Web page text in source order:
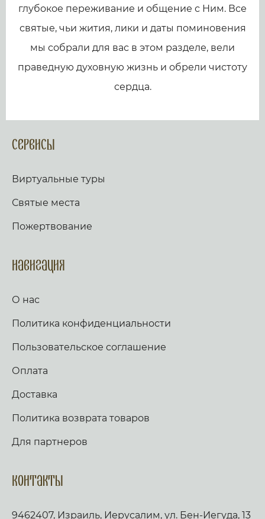
глубокое переживание и общение с Ним. Все
святые, чьи жития, лики и даты поминовения
мы собрали для вас в этом разделе, вели
праведную духовную жизнь и обрели чистоту
сердца.
Сервисы
Виртуальные туры
Святые места
Пожертвование
Навигация
О нас
Политика конфиденциальности
Пользовательское соглашение
Оплата
Доставка
Политика возврата товаров
Для партнеров
Контакты
9462407, Израиль, Иерусалим, ул. Бен-Иегуда, 13